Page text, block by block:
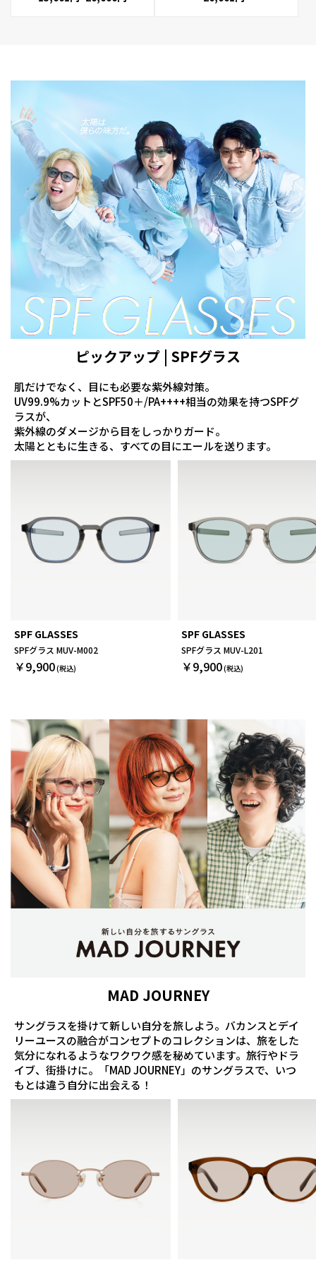
ピックアップ | SPFグラス
肌だけでなく、目にも必要な紫外線対策。
UV99.9%カットとSPF50＋/PA++++相当の効果を持つSPFグ
ラスが、
紫外線のダメージから目をしっかりガード。
太陽とともに生きる、すべての目にエールを送ります。
SPF GLASSES
SPFグラス MUV-M002
￥9,900
SPF GLASSES
SPFグラス MUV-L201
￥9,900
MAD JOURNEY
サングラスを掛けて新しい自分を旅しよう。バカンスとデイ
リーユースの融合がコンセプトのコレクションは、旅をした
気分になれるようなワクワク感を秘めています。旅行やドラ
イブ、街掛けに。「MAD JOURNEY」のサングラスで、いつ
もとは違う自分に出会える！